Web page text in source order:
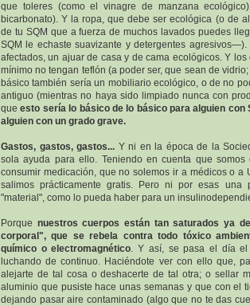
que toleres (como el vinagre de manzana
bicarbonato). Y la ropa, que debe ser ecológica (o de
de tu SQM que a fuerza de muchos lavados puedes
SQM le echaste suavizante y detergentes
afectados, un ajuar de casa y de cama ecológicos. Y
mínimo no tengan teflón (a poder ser, que sean de
básico también sería un mobiliario ecológico, o de no
antiguo (mientras no haya sido limpiado nunca con
queesto sería lo básico de lo básico para alguien con
alguien con un grado grave.
Gastos, gastos, gastos... Y ni en la época de la
sola ayuda para ello. Teniendo en cuenta que
consumir medicación, que no solemos ir a médicos o a
salimos prácticamente gratis. Pero ni por esas una
"material", como lo pueda haber para un
Porque nuestros cuerpos están tan saturados ya
corporal", que se rebela contra todo tóxico
químico o electromagnético. Y así, se pasa el día el
luchando de continuo. Haciéndote ver con ello que,
alejarte de tal cosa o deshacerte de tal otra; o sellar
aluminio que pusiste hace unas semanas y que con el
dejando pasar aire contaminado (algo que no te das